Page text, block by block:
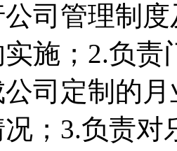
司管理制
施；2.负责
司定制的
；3.负责对